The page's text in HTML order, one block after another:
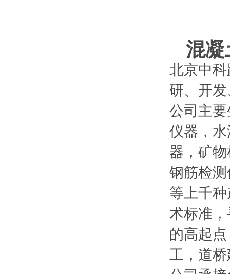
混凝
北京中
研、开
公司主
仪器，
器，矿
钢筋检
等上千
术标准
的高起
工，道